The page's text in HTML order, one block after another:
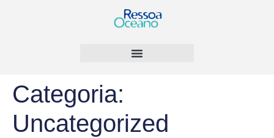
Categoria:
Uncategorized